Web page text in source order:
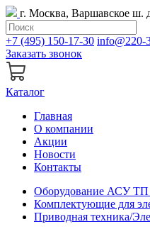
г. Москва, Варшавское ш.
+7 (495) 150-17-30 info@220-
Заказать звонок
Каталог
Главная
О компании
Акции
Новости
Контакты
Оборудование АСУ
Комплектующие для
Приводная техника/